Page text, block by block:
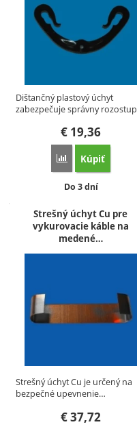
Dištančný plastový úchyt
zabezpečuje správny rozostup
€ 19,36
Porovnať
Kúpiť
Dostupnosť:
Do 3 dní
Strešný úchyt Cu pre
vykurovacie káble na
medené…
Strešný úchyt Cu je určený na
bezpečné upevnenie…
€37,72